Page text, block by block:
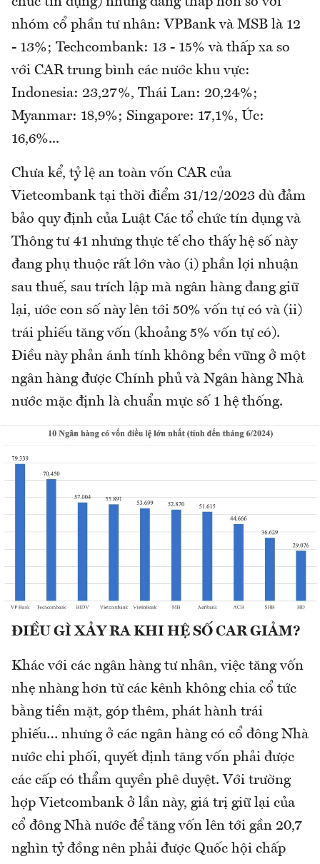
nhóm cổ phần tư nhân: VPBank và MSB là 12
- 13%; Techcombank: 13 - 15% và thấp xa so
với CAR trung bình các nước khu vực:
Indonesia: 23,27%, Thái Lan: 20,24%;
Myanmar: 18,9%; Singapore: 17,1%, Úc:
16,6%...
Chưa kể, tỷ lệ an toàn vốn CAR của
Vietcombank tại thời điểm 31/12/2023 dù đảm
bảo quy định của Luật Các tổ chức tín dụng và
Thông tư 41 nhưng thực tế cho thấy hệ số này
đang phụ thuộc rất lớn vào (i) phần lợi nhuận
sau thuế, sau trích lập mà ngân hàng đang giữ
lại, ước con số này lên tới 50% vốn tự có và (ii)
trái phiếu tăng vốn (khoảng 5% vốn tự có).
Điều này phản ánh tính không bền vững ở một
ngân hàng được Chính phủ và Ngân hàng Nhà
nước mặc định là chuẩn mực số 1 hệ thống.
ĐIỀU GÌ XẢY RA KHI HỆ SỐ CAR GIẢM?
Khác với các ngân hàng tư nhân, việc tăng vốn
nhẹ nhàng hơn từ các kênh không chia cổ tức
bằng tiền mặt, góp thêm, phát hành trái
phiếu… nhưng ở các ngân hàng có cổ đông Nhà
nước chi phối, quyết định tăng vốn phải được
các cấp có thẩm quyền phê duyệt. Với trường
hợp Vietcombank ở lần này, giá trị giữ lại của
cổ đông Nhà nước để tăng vốn lên tới gần 20,7
nghìn tỷ đồng nên phải được Quốc hội chấp